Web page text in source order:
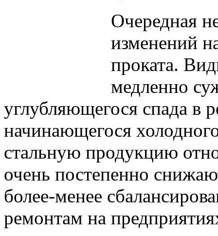
Очередная
изменений
проката.
медленно
углубляющегося спада в
начинающегося
стальную продукцию
очень постепенно
более-менее
ремонтам на